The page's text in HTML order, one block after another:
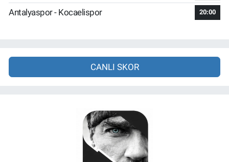
Antalyaspor - Kocaelispor 20:00
CANLI SKOR